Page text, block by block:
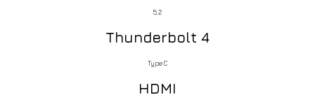
5.2
Thunderbolt 4
Type C
HDMI